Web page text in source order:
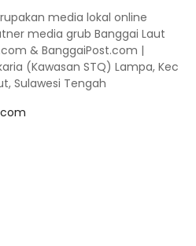
media lokal online
media grub Banggai Laut
& BanggaiPost.com |
(Kawasan STQ) Lampa, Kec
Sulawesi Tengah